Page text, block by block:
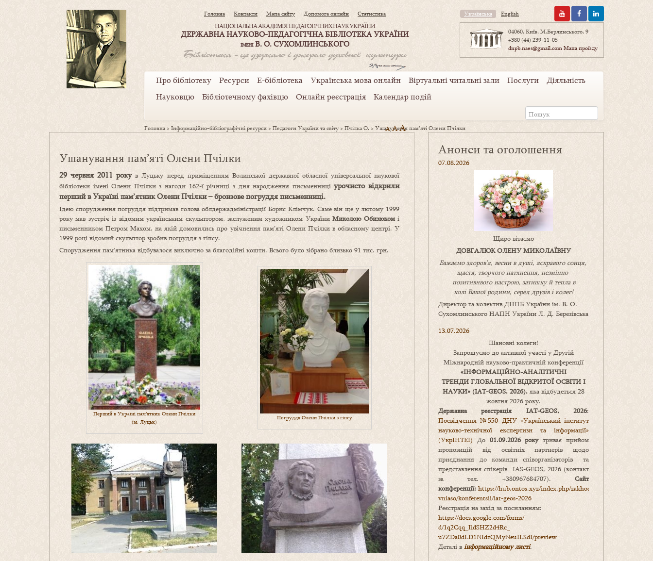
Головна Контакти Мапа сайту Допомога онлайн Статистика
НАЦІОНАЛЬНА АКАДЕМІЯ ПЕДАГОГІЧНИХ НАУК УКРАЇНИ
ДЕРЖАВНА НАУКОВО-ПЕДАГОГІЧНА БІБЛІОТЕКА УКРАЇНИ
ІМЕНІВ. О. СУХОМЛИНСЬКОГО
Українська English
04060, Київ, М.Берлинського, 9
+380 (44) 239-11-05
dnpb.naes@gmail.comМапа проїзду
Про бібліотеку Ресурси Е-бібліотека Українська мова онлайн Віртуальні читальні зали Послуги
Діяльність
Науковцю
Бібліотечному фахівцю Онлайн реєстрація Календар подій
Головна >Інформаційно-бібліографічні ресурси >Педагоги України та світу >Пчілка О. >Ушанування пам’яті Олени Пчілки
A AA
Ушанування пам’яті Олени Пчілки
29 червня 2011 рокув Луцьку перед приміщенням Волинської державної обласної універсальної наукової
бібліотеки імені Олени Пчілки з нагоди 162-ї річниці з дня народження письменниціурочисто відкрили
перший в Україні пам’ятникОлени Пчілки –бронзове погруддя письменниці.
Ідею спорудження погруддя підтримав голова облдержадміністрації Борис Клімчук. Саме він ще у лютому 1999
року мав зустріч із відомим українським скульптором, заслуженим художником УкраїниМиколою Обизюкомі
письменником Петром Махом, на якій домовились про увічнення пам’яті Олени Пчілки в обласному центрі. У
1999 році відомий скульптор зробив погруддя з гіпсу.
Спорудження пам’ятника відбувалося виключно за благодійні кошти. Всього було зібрано близько 91 тис. грн.
Перший в Україні пам’ятник Олени Пчілки
(м. Луцьк)
Погруддя Олени Пчілки з гіпсу
Анонси та оголошення
07.08.2026
Щиро вітаємо
ДОВГАЛЮК ОЛЕНУ МИКОЛАЇВНУ
Бажаємо здоров’я, весни в душі, яскравого сонця,
щастя, творчого натхнення, незмінно-
позитивнвого настрою, затишкуйтепла в
коліВашоїродини, серед друзів і колег!
Директор та колектив ДНПБ України ім. В. О.
Сухомлинського НАПН України Л. Д. Березівська
13.07.2026
Шановні колеги!
Запрошуємо до активної участі у Другій
Міжнародній науково-практичній конференції
«ІНФОРМАЦІЙНО-АНАЛІТИЧНІ
ТРЕНДИ ГЛОБАЛЬНОЇ ВІДКРИТОЇ ОСВІТИ І
НАУКИ» (IAT-GEOS, 2026), яка відбудеться 28
жовтня 2026 року.
Державна реєстрація IAT-GEOS, 2026:
Посвідчення №550 ДНУ «Український інститут
науково-технічної експертизи та інформації»
(УкрІНТЕІ) До 01.09.2026 рокутриває прийом
пропозицій від освітніх партнерів щодо
приєднання до команди співорганізаторів та
представлення спікерів IAS-GEOS, 2026 (контакт
за тел. +380967684707). Сайт
конференції: https://hub.ontos.xyz/index.php/zakhody-
vniaso/konferentsii/iat-geos-2026
Реєстрація на захід за посиланням:
https://docs.google.com/forms/
d/1q2Cqq_IidSHZ2d4Rc_
u7ZDa0dLD1NIdzQMyNeuILSdI/preview
Деталі в інформаційному листі.